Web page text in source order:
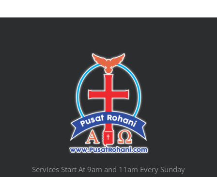
Services Start At 9am and 11am Every Sunday